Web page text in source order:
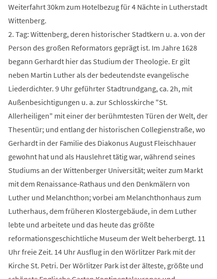
Weiterfahrt 30km zum Hotelbezug für 4 Nächte in Lutherstadt
Wittenberg.
2. Tag: Wittenberg, deren historischer Stadtkern u. a. von der
Person des großen Reformators geprägt ist. Im Jahre 1628
begann Gerhardt hier das Studium der Theologie. Er gilt
neben Martin Luther als der bedeutendste evangelische
Liederdichter. 9 Uhr geführter Stadtrundgang, ca. 2h, mit
Außenbesichtigungen u. a. zur Schlosskirche "St.
Allerheiligen" mit einer der berühmtesten Türen der Welt, der
Thesentür; und entlang der historischen Collegienstraße, wo
Gerhardt in der Familie des Diakonus August Fleischhauer
gewohnt hat und als Hauslehret tätig war, während seines
Studiums an der Wittenberger Universität; weiter zum Markt
mit dem Renaissance-Rathaus und den Denkmälern von
Luther und Melanchthon; vorbei am Melanchthonhaus zum
Lutherhaus, dem früheren Klostergebäude, in dem Luther
lebte und arbeitete und das heute das größte
reformationsgeschichtliche Museum der Welt beherbergt. 11
Uhr freie Zeit. 14 Uhr Ausflug in den Wörlitzer Park mit der
Kirche St. Petri. Der Wörlitzer Park ist der älteste, größte und